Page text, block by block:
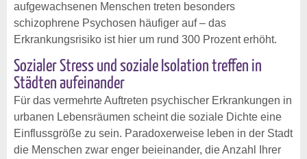
aufgewachsenen Menschen treten besonders
schizophrene Psychosen häufiger auf – das
Erkrankungsrisiko ist hier um rund 300 Prozent erhöht.
Sozialer Stress und soziale Isolation treffen in
Städten aufeinander
Für das vermehrte Auftreten psychischer Erkrankungen in
urbanen Lebensräumen scheint die soziale Dichte eine
Einflussgröße zu sein. Paradoxerweise leben in der Stadt
die Menschen zwar enger beieinander, die Anzahl Ihrer